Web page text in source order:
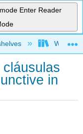
Enter Reader
in